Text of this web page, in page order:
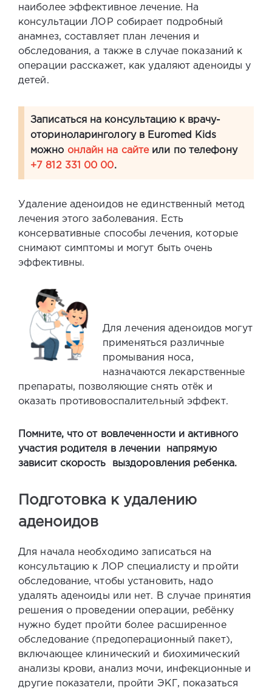
наиболее эффективное лечение. На
консультации ЛОР собирает подробный
анамнез, составляет план лечения и
обследования, а также в случае показаний к
операции расскажет, как удаляют аденоиды у
детей .
Записаться на консультацию к врачу-
оториноларингологу в Euromed Kids
можно онлайн на сайтеили по телефону
+7 812 331 00 00.
Удаление аденоидов не единственный метод
лечения этого заболевания. Есть
консервативные способы лечения, которые
снимают симптомы и могут быть очень
эффективны.
Для лечения аденоидов могут
применяться различные
промывания носа,
назначаются лекарственные
препараты, позволяющие снять отёк и
оказать противовоспалительный эффект.
Помните, что от вовлеченности и активного
участия родителя в лечении напрямую
зависит скорость выздоровления ребенка.
Подготовка к удалению
аденоидов
Для начала необходимо записаться на
консультацию к ЛОР специалисту и пройти
обследование, чтобы установить, надо
удалять аденоиды или нет. В случае принятия
решения о проведении операции, ребёнку
нужно будет пройти более расширенное
обследование (предоперационный пакет),
включающее клинический и биохимический
анализы крови, анализ мочи, инфекционные и
другие показатели, пройти ЭКГ, показаться